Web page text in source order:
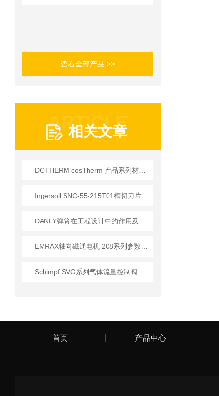
查看全部产品 >>
ARTICLE
相关文章
Schimpf SVG系列气体流量控制阀
首页 产品中心